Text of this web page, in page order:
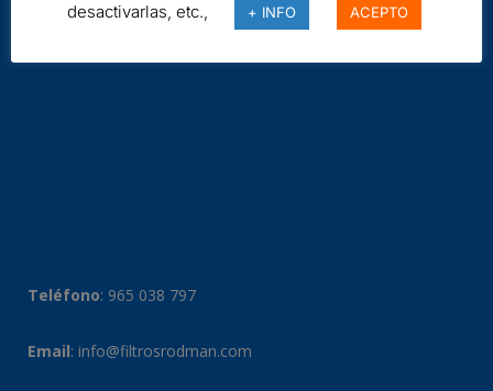
Teléfono: 965 038 797
Email: info@filtrosrodman.com
desactivarlas, etc.,
+ INFO ACEPTO